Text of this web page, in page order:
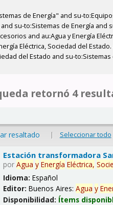
de Energía" and su-
su-to:Sistemas de Energía and
and au:Agua y Energía
Eléctrica, Sociedad del
del Estado and su-
retornó 4
resaltado | Seleccionar todo
Estación transformadora
porAgua y Energía Eléctrica,
Idioma:Español
Editor:Buenos Aires:Agua y
Disponibilidad: Ítems